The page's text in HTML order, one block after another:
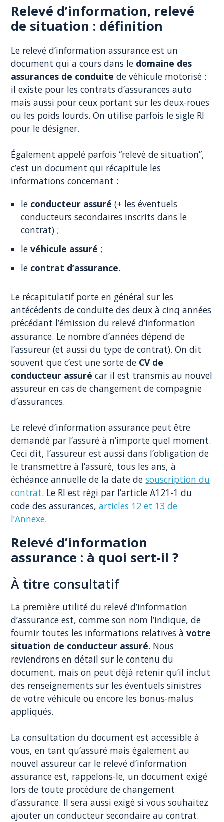
Relevé d’information, relevé
de situation : définition
Le relevé d’information assurance est un
document qui a cours dans le domaine des
assurances de conduite de véhicule motorisé :
il existe pour les contrats d’assurances auto
mais aussi pour ceux portant sur les deux-roues
ou les poids lourds. On utilise parfois le sigle RI
pour le désigner.
Également appelé parfois “relevé de situation”,
c’est un document qui récapitule les
informations concernant :
le conducteur assuré (+ les éventuels
conducteurs secondaires inscrits dans le
contrat) ;
levéhicule assuré ;
le contrat d’assurance.
Le récapitulatif porte en général sur les
antécédents de conduite des deux à cinq années
précédant l’émission du relevé d’information
assurance. Le nombre d’années dépend de
l’assureur (et aussi du type de contrat). On dit
souvent que c’est une sorte de CV de
conducteur assurécar il est transmis au nouvel
assureur en cas de changement de compagnie
d’assurances.
Le relevé d’information assurance peut être
demandé par l’assuré à n’importe quel moment.
Ceci dit, l’assureur est aussi dans l’obligation de
le transmettre à l’assuré, tous les ans, à
échéance annuelle de la date desouscription du
contrat. Le RI est régi par l’article A121-1 du
code des assurances,articles 12 et 13 de
l’Annexe.
Relevé d’information
assurance : à quoi sert-il ?
À titre consultatif
La première utilité du relevé d’information
d’assurance est, comme son nom l’indique, de
fournir toutes les informations relatives àvotre
situation de conducteur assuré. Nous
reviendrons en détail sur le contenu du
document, mais on peut déjà retenir qu’il inclut
des renseignements sur les éventuels sinistres
de votre véhicule ou encore les bonus-malus
appliqués.
La consultation du document est accessible à
vous, en tant qu’assuré mais également au
nouvel assureur car le relevé d’information
assurance est, rappelons-le, un document exigé
lors de toute procédure de changement
d’assurance. Il sera aussi exigé si vous souhaitez
ajouter un conducteur secondaire au contrat.